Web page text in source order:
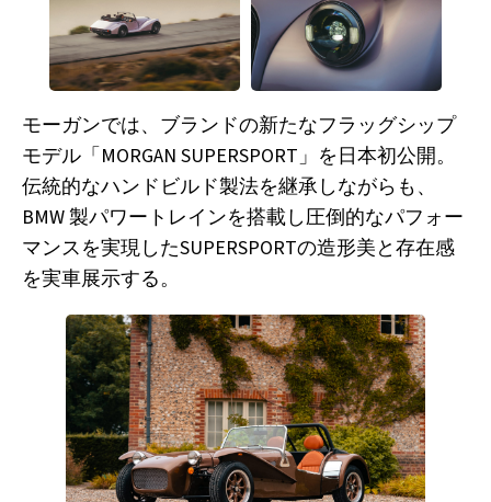
モーガンでは、ブランドの新たなフラッグシップ
モデル「MORGAN SUPERSPORT」を日本初公開。
伝統的なハンドビルド製法を継承しながらも、
BMW 製パワートレインを搭載し圧倒的なパフォー
マンスを実現したSUPERSPORTの造形美と存在感
を実車展示する。